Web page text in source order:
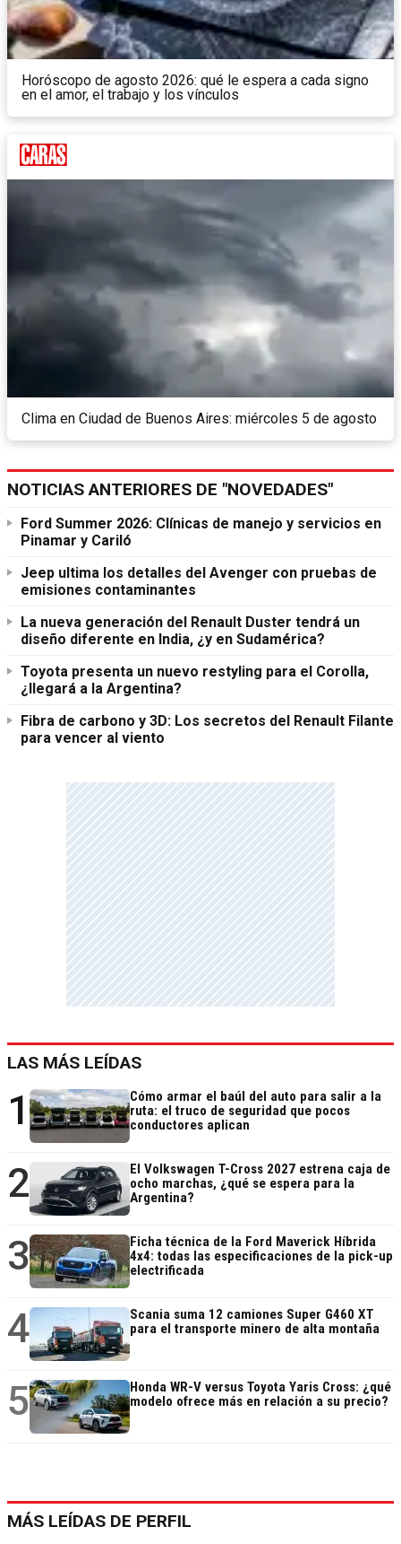
Horóscopo de agosto 2026: qué le espera a cada signo
en el amor, el trabajo y los vínculos
Clima en Ciudad de Buenos Aires: miércoles 5 de agosto
NOTICIAS ANTERIORES DE "NOVEDADES"
Ford Summer 2026: Clínicas de manejo y servicios en
Pinamar y Cariló
Jeep ultima los detalles del Avenger con pruebas de
emisiones contaminantes
La nueva generación del Renault Duster tendrá un
diseño diferente en India, ¿y en Sudamérica?
Toyota presenta un nuevo restyling para el Corolla,
¿llegará a la Argentina?
Fibra de carbono y 3D: Los secretos del Renault Filante
para vencer al viento
LAS MÁS LEÍDAS
1
Cómo armar el baúl del auto para salir a la
ruta: el truco de seguridad que pocos
conductores aplican
2
El Volkswagen T-Cross 2027 estrena caja de
ocho marchas, ¿qué se espera para la
Argentina?
3
Ficha técnica de la Ford Maverick Híbrida
4x4: todas las especificaciones de la pick-up
electrificada
4
Scania suma 12 camiones Super G460 XT
para el transporte minero de alta montaña
5
Honda WR-V versus Toyota Yaris Cross: ¿qué
modelo ofrece más en relación a su precio?
MÁS LEÍDAS DE PERFIL